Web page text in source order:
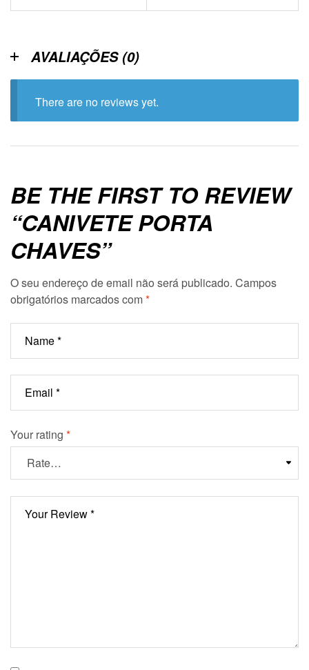
AVALIAÇÕES (0)
There are no reviews yet.
BE THE FIRST TO REVIEW
“CANIVETE PORTA
CHAVES”
O seu endereço de email não será publicado. Campos
obrigatórios marcados com*
Your rating *